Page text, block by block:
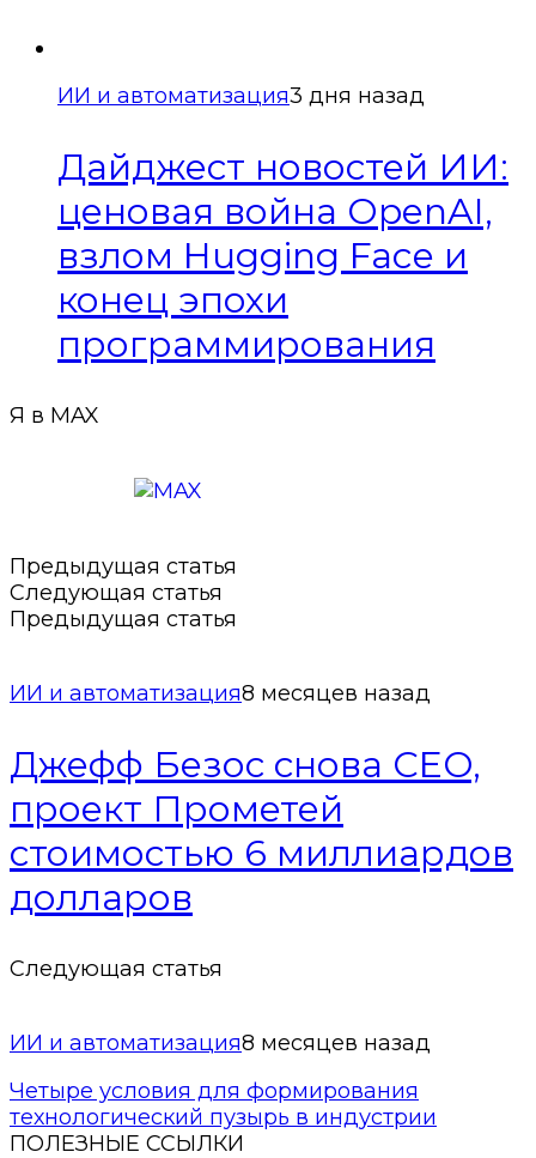
ИИ и автоматизация3 дня назад
Дайджест новостей ИИ:
ценовая война OpenAI,
взлом Hugging Face и
конец эпохи
программирования
Я в MAX
Предыдущая статья
Следующая статья
Предыдущая статья
ИИ и автоматизация8 месяцев назад
Джефф Безос снова CEO,
проект Прометей
стоимостью 6 миллиардов
долларов
Следующая статья
ИИ и автоматизация8 месяцев назад
Четыре условия для формирования
технологический пузырь в индустрии
ПОЛЕЗНЫЕ ССЫЛКИ